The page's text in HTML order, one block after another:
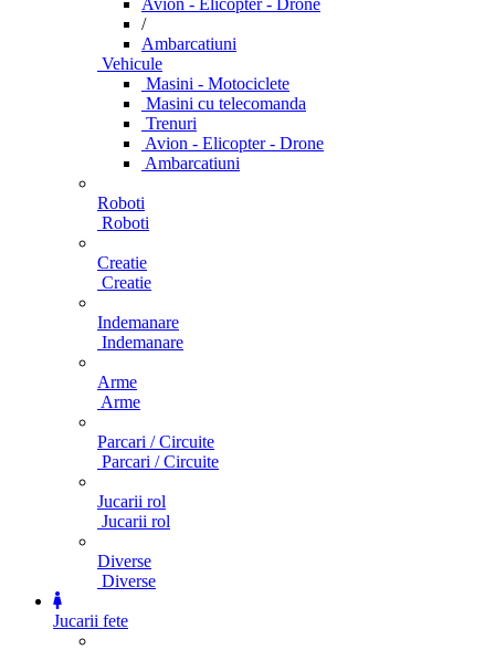
Avion - Elicopter - Drone
/
Ambarcatiuni
Vehicule
Masini - Motociclete
Masini cu telecomanda
Trenuri
Avion - Elicopter - Drone
Ambarcatiuni
Roboti
Roboti
Creatie
Creatie
Indemanare
Indemanare
Arme
Arme
Parcari / Circuite
Parcari / Circuite
Jucarii rol
Jucarii rol
Diverse
Diverse
Jucarii fete